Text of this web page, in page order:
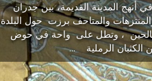
المدينة القديمة، بين جدران
والمتاحف برزت حول البلدة
صالحين ، وتطل على واحة في حوض
الرملية ...